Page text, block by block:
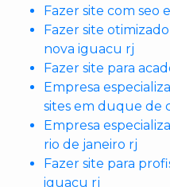
Fazer site com seo
Fazer site
nova iguacu rj
Fazer site para
Empresa
sites em duque de
Empresa
rio de janeiro rj
Fazer site para
iguacu rj